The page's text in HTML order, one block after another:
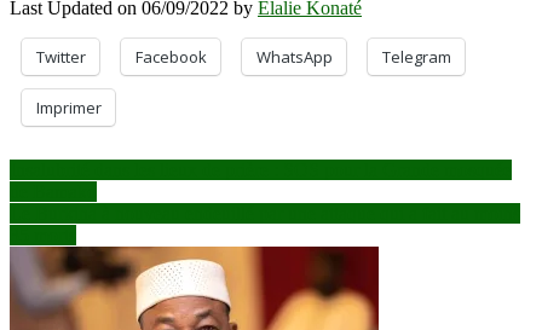
Last Updated on 06/09/2022 by Elalie Konaté
Twitter Facebook WhatsApp Telegram
Imprimer
Navigation
de
l’article